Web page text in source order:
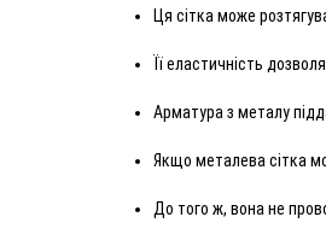
Ця сітка може
Її еластичність
Арматура з металу
Якщо металева сітка
До того ж, вона не